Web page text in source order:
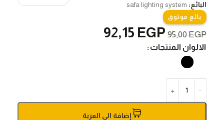
البائع: safa lighting system
بائع موثوق
95,00EGP
92,15 EGP
الالوان المنتجات
إضافة الي العربة